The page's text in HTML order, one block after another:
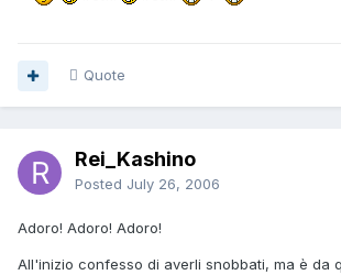
Quote
Rei_Kashino
Posted July 26, 2006
Adoro! Adoro! Adoro!
All'inizio confesso di averli snobbati, ma è da